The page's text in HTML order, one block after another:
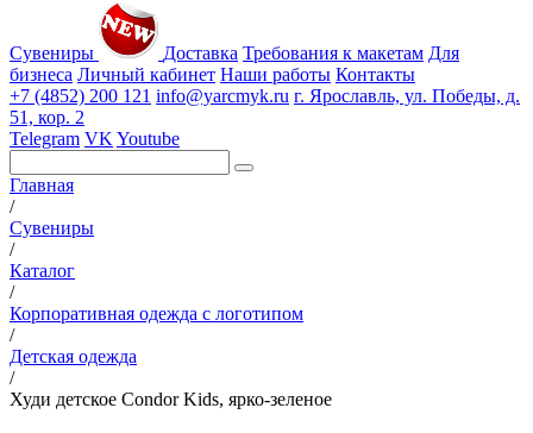
Сувениры Доставка Требования к макетам Для
бизнеса Личный кабинет Наши работы Контакты
+7 (4852) 200 121 info@yarcmyk.ru г. Ярославль, ул. Победы, д.
51, кор. 2
Telegram VK Youtube
Главная
/
Сувениры
/
Каталог
/
Корпоративная одежда с логотипом
/
Детская одежда
/
Худи детское Condor Kids, ярко-зеленое